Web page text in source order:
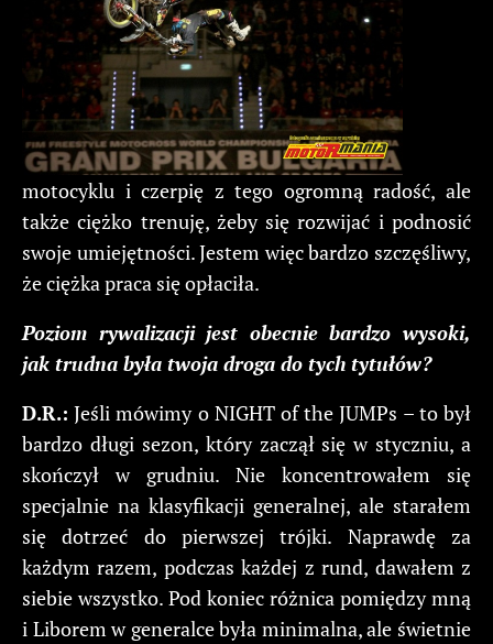
motocyklu i czerpię z tego ogromną radość, ale
także ciężko trenuję, żeby się rozwijać i podnosić
swoje umiejętności. Jestem więc bardzo szczęśliwy,
że ciężka praca się opłaciła.
Poziom rywalizacji jest obecnie bardzo wysoki,
jak trudna była twoja droga do tych tytułów?
D.R.: Jeśli mówimy o NIGHT of the JUMPs – to był
bardzo długi sezon, który zaczął się w styczniu, a
skończył w grudniu. Nie koncentrowałem się
specjalnie na klasyfikacji generalnej, ale starałem
się dotrzeć do pierwszej trójki. Naprawdę za
każdym razem, podczas każdej z rund, dawałem z
siebie wszystko. Pod koniec różnica pomiędzy mną
i Liborem w generalce była minimalna, ale świetnie